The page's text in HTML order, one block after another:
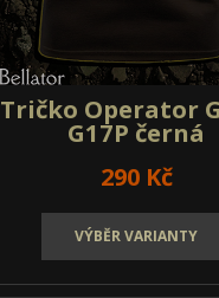
Tričko Operator
G17P olivová
290 Kč